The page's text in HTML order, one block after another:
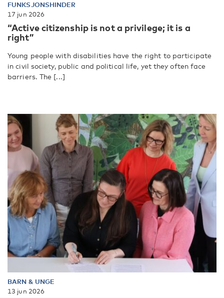
FUNKSJONSHINDER
17 jun 2026
“Active citizenship is not a privilege; it is a
right”
Young people with disabilities have the right to participate
in civil society, public and political life, yet they often face
barriers. The [...]
BARN & UNGE
13 jun 2026